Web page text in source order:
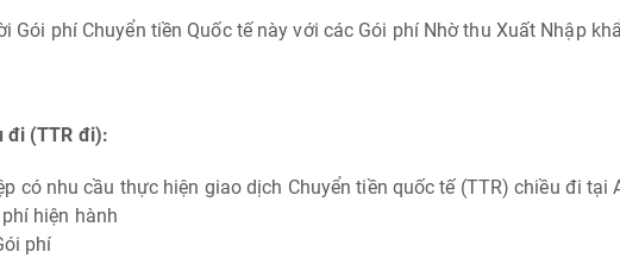
Gói phí Chuyển tiền Quốc tế này với các Gói phí Nhờ thu Xuất Nhập
đi (TTR đi):
có nhu cầu thực hiện giao dịch Chuyển tiền quốc tế (TTR) chiều đi tại
hiện hành
phí